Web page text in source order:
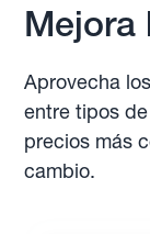
Aprovecha
entre tipos
precios más
cambio.